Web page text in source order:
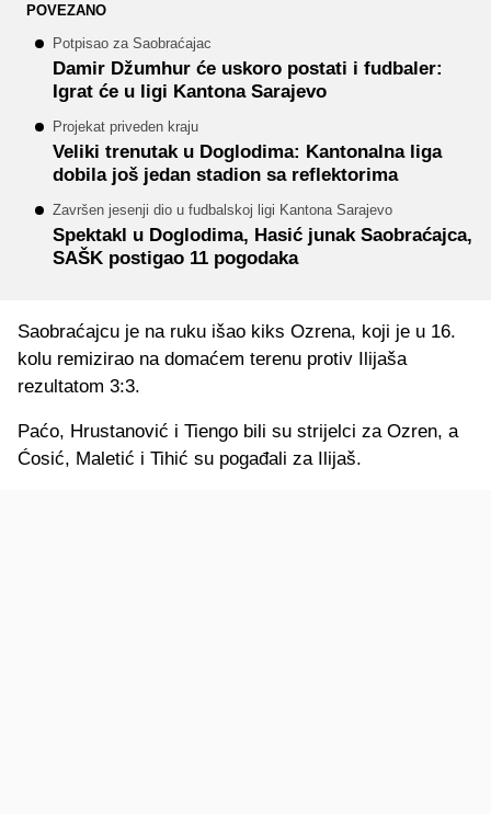
POVEZANO
Potpisao za Saobraćajac
Damir Džumhur će uskoro postati i fudbaler:
Igrat će u ligi Kantona Sarajevo
Projekat priveden kraju
Veliki trenutak u Doglodima: Kantonalna liga
dobila još jedan stadion sa reflektorima
Završen jesenji dio u fudbalskoj ligi Kantona Sarajevo
Spektakl u Doglodima, Hasić junak Saobraćajca,
SAŠK postigao 11 pogodaka
Saobraćajcu je na ruku išao kiks Ozrena, koji je u 16.
kolu remizirao na domaćem terenu protiv Ilijaša
rezultatom 3:3.
Paćo, Hrustanović i Tiengo bili su strijelci za Ozren, a
Ćosić, Maletić i Tihić su pogađali za Ilijaš.